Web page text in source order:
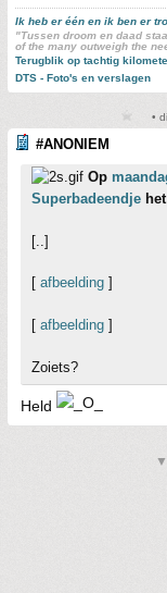
Ik heb er één en ik ben er
"Tussen droom en daad
of the many outweigh the
Terugblik op tachtig
DTS - Foto's en verslagen
•
#ANONIEM
Op
Superbadeendje
[..]
[ afbeelding ]
[ afbeelding ]
Zoiets?
Held
▼